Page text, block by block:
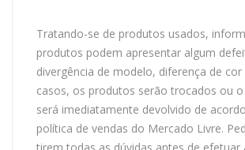
Tratando-se de produtos usados,
produtos podem apresentar algum
divergência de modelo, diferença de
casos, os produtos serão trocados ou
será imediatamente devolvido de
política de vendas do Mercado Livre.
tirem todas as dúvidas antes de efetuar